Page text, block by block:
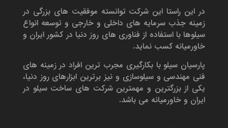
در این راستا این شرکت توانسته موفقیت های بزرگی در
زمینه جذب سرمایه های داخلی و خارجی و توسعه انواع
سیلوها با استفاده از فناوری های روز دنیا در کشور ایران و
خاورمیانه کسب نماید.
پارسیان سیلو با بکارگیری مجرب ترین افراد در زمینه های
فنی مهندسی و سیلوسازی و نیز برترین ابزارهای روز دنیا،
یکی از بزرگترین و مهمترین شرکت های ساخت سیلو در
ایران و خاورمیانه می باشد.